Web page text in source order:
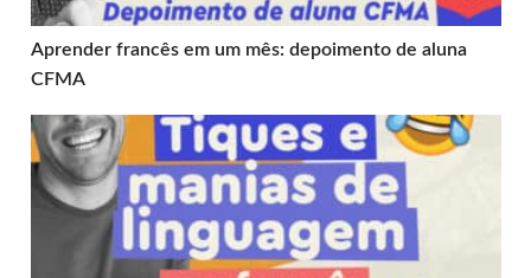
Aprender francês em um mês: depoimento de aluna
CFMA
Tiques e manias de linguagem em francês